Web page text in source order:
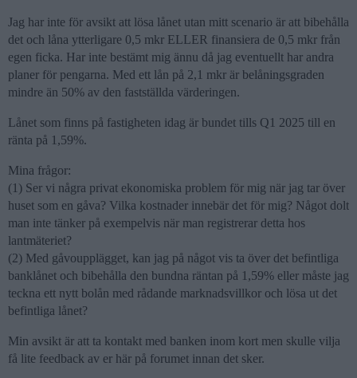
Jag har inte för avsikt att lösa lånet utan mitt scenario är att bibehålla
det och låna ytterligare 0,5 mkr ELLER finansiera de 0,5 mkr från
egen ficka. Har inte bestämt mig ännu då jag eventuellt har andra
planer för pengarna. Med ett lån på 2,1 mkr är belåningsgraden
mindre än 50% av den fastställda värderingen.
Lånet som finns på fastigheten idag är bundet tills Q1 2025 till en
ränta på 1,59%.
Mina frågor:
(1) Ser vi några privat ekonomiska problem för mig när jag tar över
huset som en gåva? Vilka kostnader innebär det för mig? Något dolt
man inte tänker på exempelvis när man registrerar detta hos
lantmäteriet?
(2) Med gåvoupplägget, kan jag på något vis ta över det befintliga
banklånet och bibehålla den bundna räntan på 1,59% eller måste jag
teckna ett nytt bolån med rådande marknadsvillkor och lösa ut det
befintliga lånet?
Min avsikt är att ta kontakt med banken inom kort men skulle vilja
få lite feedback av er här på forumet innan det sker.